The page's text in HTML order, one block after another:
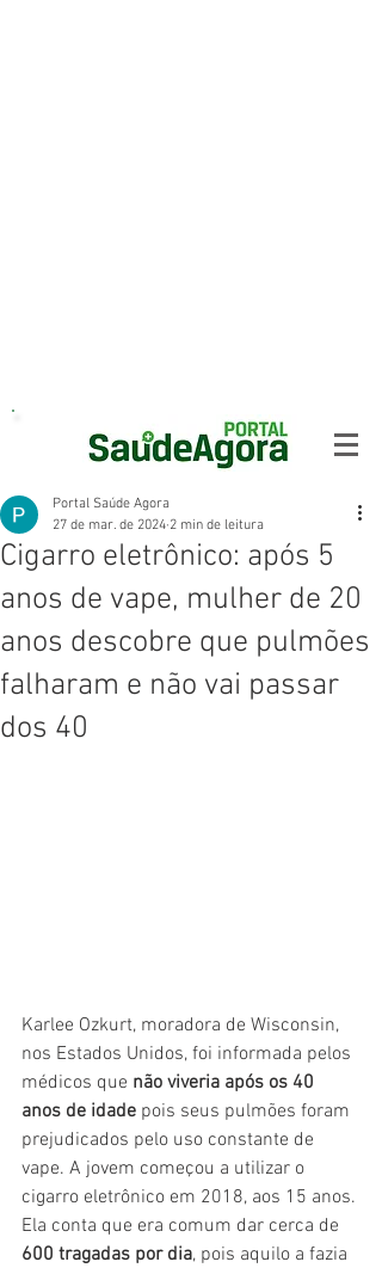
Cigarro eletrônico: após 5
anos de vape, mulher de 20
anos descobre que pulmões
falharam e não vai passar
dos 40
Portal Saúde Agora
27 de mar. de 2024 2 min de leitura
Karlee Ozkurt, moradora de Wisconsin,
nos Estados Unidos, foi informada pelos
médicos que não viveria após os 40
anos de idade pois seus pulmões foram
prejudicados pelo uso constante de
vape. A jovem começou a utilizar o
cigarro eletrônico em 2018, aos 15 anos.
Ela conta que era comum dar cerca de
600 tragadas por dia, pois aquilo a fazia